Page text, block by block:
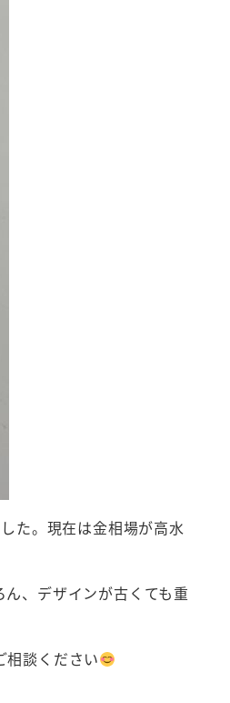
た。現在は金相場が高水
、デザインが古くても重
相談ください